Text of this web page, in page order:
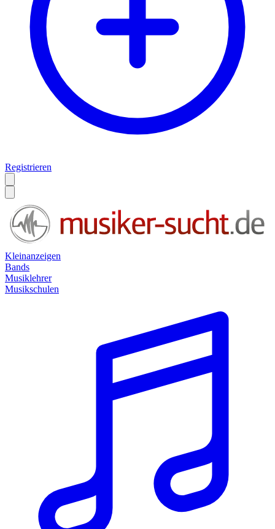
Registrieren
Kleinanzeigen
Bands
Musiklehrer
Musikschulen